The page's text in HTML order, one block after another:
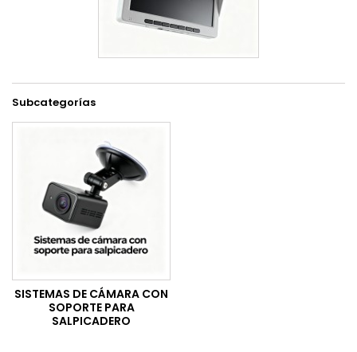
Subcategorías
SISTEMAS DE CÁMARA CON
SOPORTE PARA
SALPICADERO